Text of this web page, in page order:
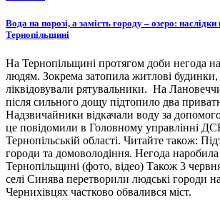
Вода на порозі, а замість городу – озеро: наслідки
Тернопільщині
На Тернопільщині протягом доби негода
людям. Зокрема затопила житлові будинки,
ліквідовували рятувальники. На
після сильного дощу підтопило два
Надзвичайники відкачали воду за
це повідомили в Головному управлінні
Тернопільській області. Читайте також:
городи та домоволодіння. Негода наробила
Тернопільщині (фото, відео) Також 3
селі Синява перетворили людські городи
Чернихівцях частково обвалився міст.